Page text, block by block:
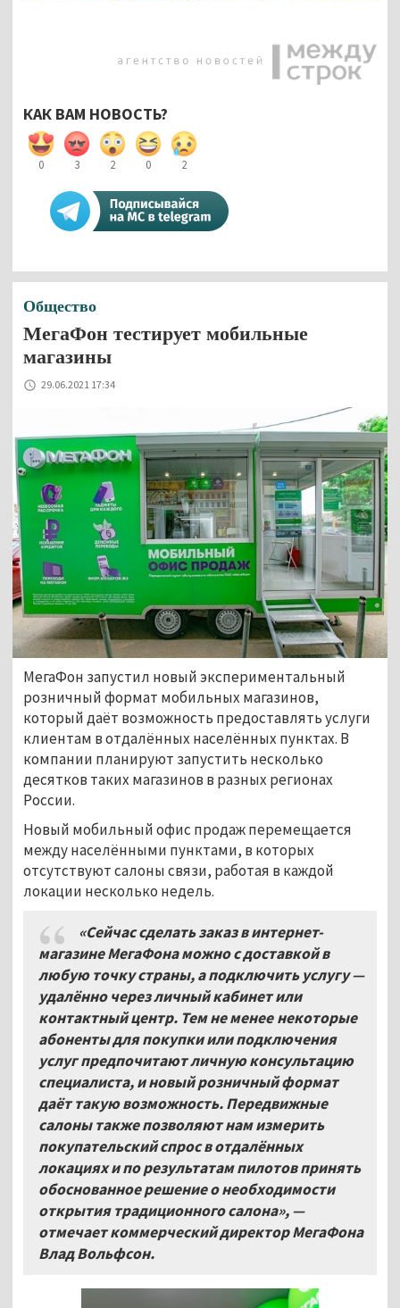
КАК ВАМ НОВОСТЬ?
0 3 2 0 2
Общество
МегаФон тестирует мобильные
магазины
29.06.2021 17:34
МегаФон запустил новый экспериментальный
розничный формат мобильных магазинов,
который даёт возможность предоставлять услуги
клиентам в отдалённых населённых пунктах. В
компании планируют запустить несколько
десятков таких магазинов в разных регионах
России.
Новый мобильный офис продаж перемещается
между населёнными пунктами, в которых
отсутствуют салоны связи, работая в каждой
локации несколько недель.
«Сейчас сделать заказ в интернет-
магазине МегаФона можно с доставкой в
любую точку страны, а подключить услугу —
удалённо через личный кабинет или
контактный центр. Тем не менее некоторые
абоненты для покупки или подключения
услуг предпочитают личную консультацию
специалиста, и новый розничный формат
даёт такую возможность. Передвижные
салоны также позволяют нам измерить
покупательский спрос в отдалённых
локациях и по результатам пилотов принять
обоснованное решение о необходимости
открытия традиционного салона», —
отмечает коммерческий директор МегаФона
Влад Вольфсон.